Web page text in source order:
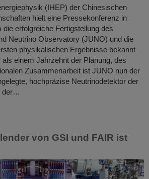
(IHEP) der Chinesischen
hielt eine Pressekonferenz in
erfolgreiche Fertigstellung des
Neutrino Observatory (JUNO) und die
physikalischen Ergebnisse bekannt
einem Jahrzehnt der Planung, des
Zusammenarbeit ist JUNO nun der
hochpräzise Neutrinodetektor der
der…
von GSI und FAIR ist